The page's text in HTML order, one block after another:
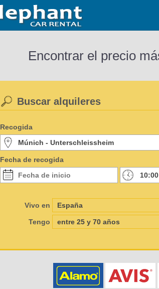
Encontrar el precio
Buscar alquileres
Recogida
Fecha de recogida
Vivo en
Tengo